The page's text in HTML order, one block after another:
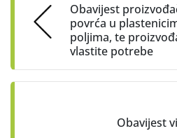
Obavijest
povrća u
poljima, te
vlastite potrebe
Obavijest